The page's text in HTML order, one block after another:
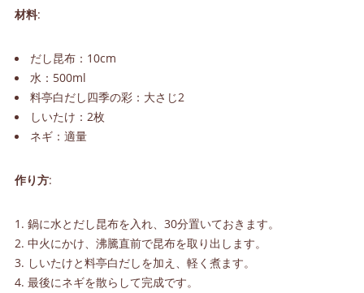
材料:
だし昆布：10cm
水：500ml
料亭白だし四季の彩：大さじ2
しいたけ：2枚
ネギ：適量
作り方:
鍋に水とだし昆布を入れ、30分置いておきます。
中火にかけ、沸騰直前で昆布を取り出します。
しいたけと料亭白だしを加え、軽く煮ます。
最後にネギを散らして完成です。